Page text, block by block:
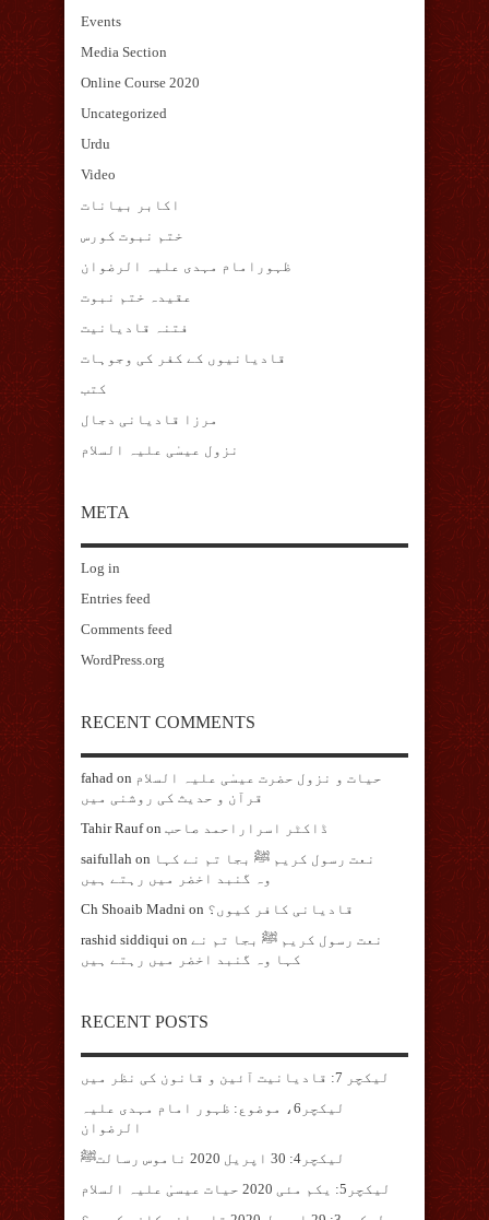
Events
Media Section
Online Course 2020
Uncategorized
Urdu
Video
اکابر بیانات
ختم نبوت کورس
ظہورامام مہدی علیہ الرضوان
عقیدہ ختم نبوت
فتنہ قادیانیت
قادیانیوں کے کفر کی وجوہات
کتب
مرزا قادیانی دجال
نزول عیسٰی علیہ السلام
META
Log in
Entries feed
Comments feed
WordPress.org
RECENT COMMENTS
fahad on حیات و نزول حضرت عیسٰی علیہ السلام
قرآن و حدیث کی روشنی میں
Tahir Raufon ڈاکٹر اسراراحمد صاحب
saifullah on نعت رسول کریم ﷺ بجا تم نے کہا
وہ گنبد اخضر میں رہتے ہیں
Ch Shoaib Madni on قادیانی کافر کیوں؟
rashid siddiqui on نعت رسول کریم ﷺ بجا تم نے
کہا وہ گنبد اخضر میں رہتے ہیں
RECENT POSTS
لیکچر 7: قادیانیت آئین و قانون کی نظر میں
لیکچر6، موضوع: ظہور امام مہدی علیہ
الرضوان
لیکچر4: 30 اپریل 2020 ناموس رسالتﷺ
لیکچر5: یکم مئی 2020 حیات عیسیٰ علیہ السلام